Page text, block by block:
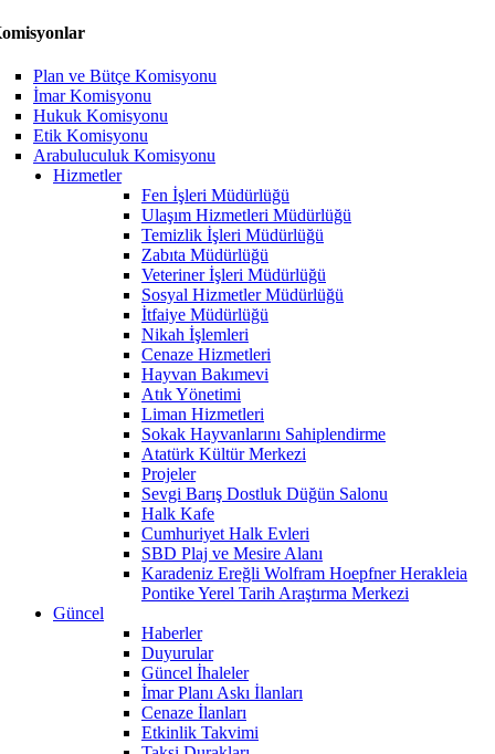
Plan ve Bütçe Komisyonu
İmar Komisyonu
Hukuk Komisyonu
Etik Komisyonu
Arabuluculuk Komisyonu
Hizmetler
Fen İşleri Müdürlüğü
Ulaşım Hizmetleri Müdürlüğü
Temizlik İşleri Müdürlüğü
Zabıta Müdürlüğü
Veteriner İşleri Müdürlüğü
Sosyal Hizmetler Müdürlüğü
İtfaiye Müdürlüğü
Nikah İşlemleri
Cenaze Hizmetleri
Hayvan Bakımevi
Atık Yönetimi
Liman Hizmetleri
Sokak Hayvanlarını Sahiplendirme
Atatürk Kültür Merkezi
Projeler
Sevgi Barış Dostluk Düğün Salonu
Halk Kafe
Cumhuriyet Halk Evleri
SBD Plaj ve Mesire Alanı
Karadeniz Ereğli Wolfram Hoepfner Herakleia
Pontike Yerel Tarih Araştırma Merkezi
Güncel
Haberler
Duyurular
Güncel İhaleler
İmar Planı Askı İlanları
Cenaze İlanları
Etkinlik Takvimi